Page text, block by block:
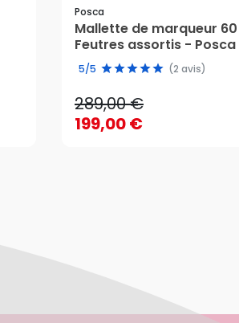
Posca
Mallette de marqueur 60
Feutres assortis - Posca
5/5 (2 avis)
289,00 €
199,00 €
289,00 €
199,00 €
AJOUTER AU PANIER